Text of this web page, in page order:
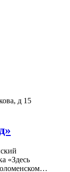
д 15
«Здесь